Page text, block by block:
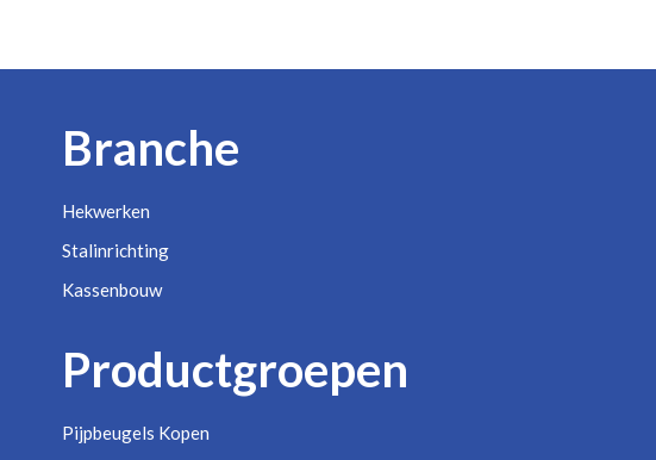
Branche
Hekwerken
Stalinrichting
Kassenbouw
Productgroepen
Pijpbeugels Kopen